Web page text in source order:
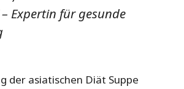
Expertin für gesunde
der asiatischen Diät Suppe